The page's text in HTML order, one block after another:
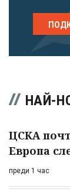
НАЙ-
ЦСКА
Европа
преди 1 час